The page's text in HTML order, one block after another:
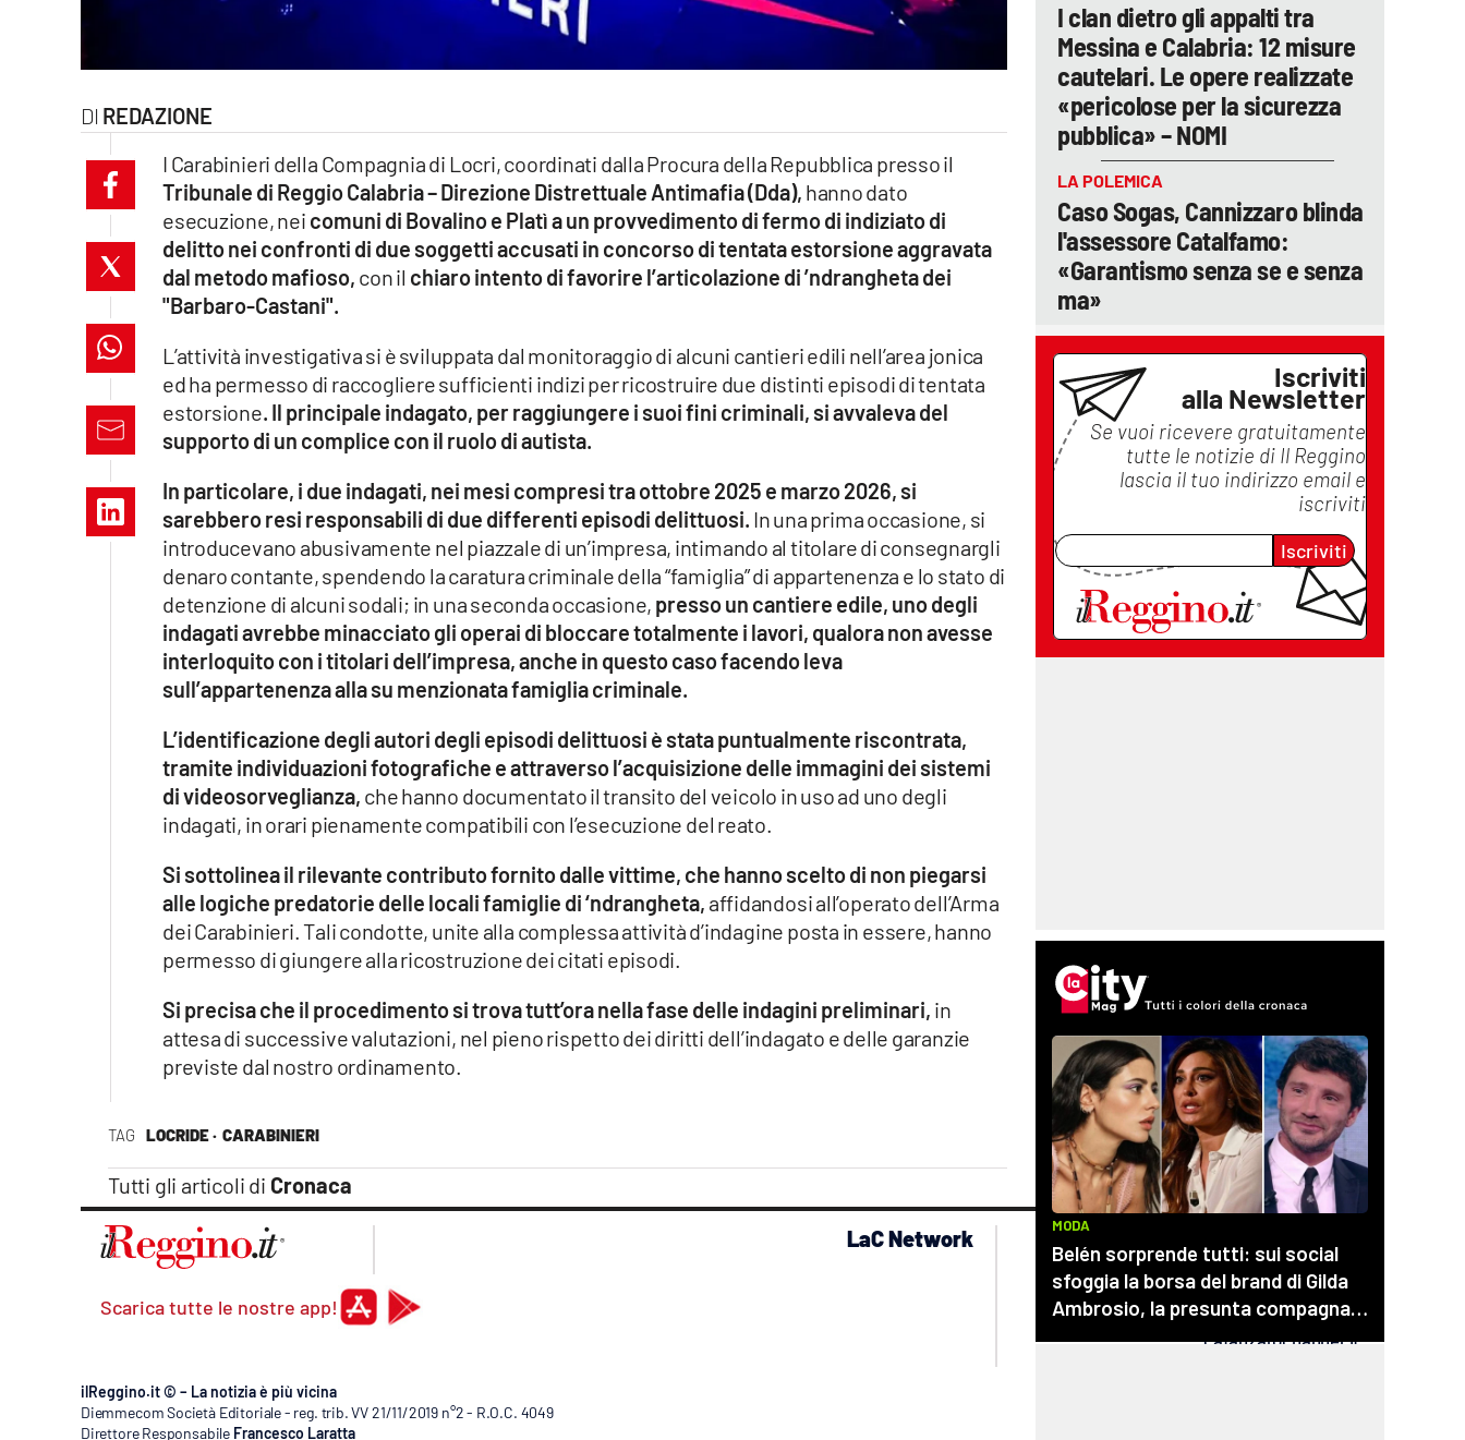
cosenzachannel.it
ilvibonese.it
catanzarochannel.it
REDAZIONE
TAG LOCRIDE · CARABINIERI
Tutti gli articoli di Cronaca
I Carabinieri della Compagnia di Locri, coordinati dalla Procura della Repubblica presso il
Tribunale di Reggio Calabria – Direzione Distrettuale Antimafia (Dda), hanno dato
esecuzione, nei comuni di Bovalino e Platì a un provvedimento di fermo di indiziato di
delitto nei confronti di due soggetti accusati in concorso di tentata estorsione aggravata
dal metodo mafioso, con il chiaro intento di favorire l’articolazione di ’ndrangheta dei
"Barbaro-Castani".
L’attività investigativa si è sviluppata dal monitoraggio di alcuni cantieri edili nell’area jonica
ed ha permesso di raccogliere sufficienti indizi per ricostruire due distinti episodi di tentata
estorsione. Il principale indagato, per raggiungere i suoi fini criminali, si avvaleva del
supporto di un complice con il ruolo di autista.
In particolare, i due indagati, nei mesi compresi tra ottobre 2025 e marzo 2026, si
sarebbero resi responsabili di due differenti episodi delittuosi. In una prima occasione, si
introducevano abusivamente nel piazzale di un’impresa, intimando al titolare di consegnargli
denaro contante, spendendo la caratura criminale della “famiglia” di appartenenza e lo stato di
detenzione di alcuni sodali; in una seconda occasione, presso un cantiere edile, uno degli
indagati avrebbe minacciato gli operai di bloccare totalmente i lavori, qualora non avesse
interloquito con i titolari dell’impresa, anche in questo caso facendo leva
sull’appartenenza alla su menzionata famiglia criminale.
L’identificazione degli autori degli episodi delittuosi è stata puntualmente riscontrata,
tramite individuazioni fotografiche e attraverso l’acquisizione delle immagini dei sistemi
di videosorveglianza, che hanno documentato il transito del veicolo in uso ad uno degli
indagati, in orari pienamente compatibili con l’esecuzione del reato.
Si sottolinea il rilevante contributo fornito dalle vittime, che hanno scelto di non piegarsi
alle logiche predatorie delle locali famiglie di ‘ndrangheta, affidandosi all’operato dell’Arma
dei Carabinieri. Tali condotte, unite alla complessa attività d’indagine posta in essere, hanno
permesso di giungere alla ricostruzione dei citati episodi.
Si precisa che il procedimento si trova tutt’ora nella fase delle indagini preliminari, in
attesa di successive valutazioni, nel pieno rispetto dei diritti dell’indagato e delle garanzie
previste dal nostro ordinamento.
I clan dietro gli appalti tra
Messina e Calabria: 12 misure
cautelari. Le opere realizzate
«pericolose per la sicurezza
pubblica» – NOMI
LA POLEMICA
Caso Sogas, Cannizzaro blinda
l'assessore Catalfamo:
«Garantismo senza se e senza
ma»
Iscriviti
alla Newsletter
Se vuoi ricevere gratuitamente
tutte le notizie di Il Reggino
lascia il tuo indirizzo email e
iscriviti
Iscriviti
Scarica tutte le nostre app!
LaC Network
lacplay.it
lactv.it
laconair.it
lacapitalenews.it
cosenzachannel.it
ilvibonese.it
catanzarochannel.it
ilReggino.it © – La notizia è più vicina
Diemmecom Società Editoriale - reg. trib. VV 21/11/2019 n°2 - R.O.C. 4049
Direttore Responsabile Francesco Laratta